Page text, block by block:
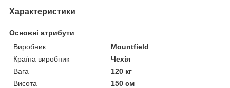
Характеристики
Основні атрибути
Виробник
Mountfield
Країна виробник
Чехія
Вага
120 кг
Висота
150 см